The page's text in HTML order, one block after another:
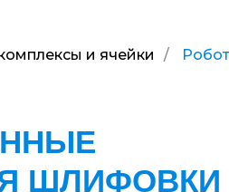
и ячейки /
ШЛИФОВКИ